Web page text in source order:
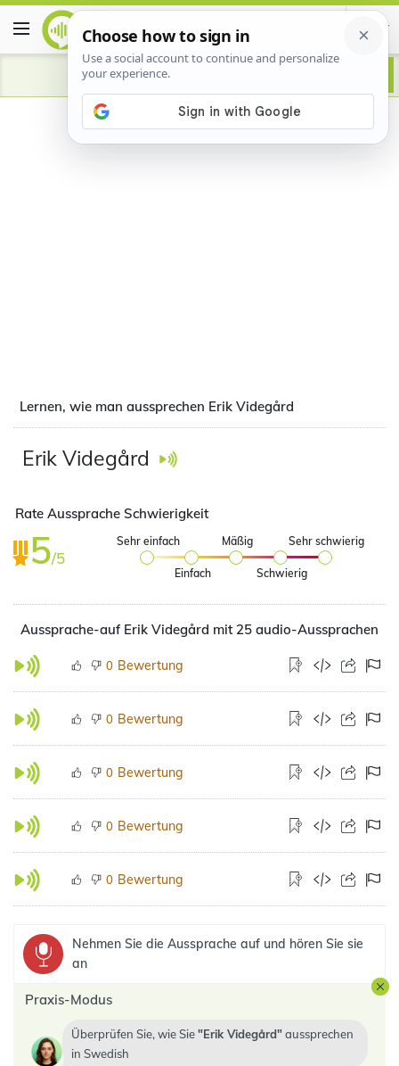
Advertisement
Lernen, wie man aussprechen Erik Videgård
Erik Videgård
Rate Aussprache Schwierigkeit
5/5
Sehr einfach
Einfach
Mäßig
Schwierig
Sehr schwierig
Aussprache-auf Erik Videgård mit 25 audio-Aussprachen
0 Bewertung
0 Bewertung
0 Bewertung
0 Bewertung
0 Bewertung
Nehmen Sie die Aussprache auf und hören Sie sie
an
Praxis-Modus
Überprüfen Sie, wie Sie Erik Videgård aussprechen
in Swedish